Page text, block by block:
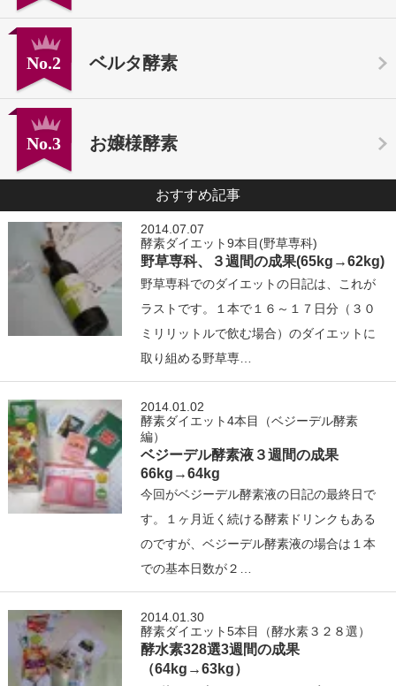
No.2 ベルタ酵素
No.3 お嬢様酵素
おすすめ記事
2014.07.07
酵素ダイエット9本目(野草専科)
野草専科、３週間の成果(65kg→62kg)
野草専科でのダイエットの日記は、これが
ラストです。１本で１６～１７日分（３０
ミリリットルで飲む場合）のダイエットに
取り組める野草専…
2014.01.02
酵素ダイエット4本目（ベジーデル酵素
編）
ベジーデル酵素液３週間の成果
66kg→64kg
今回がベジーデル酵素液の日記の最終日で
す。１ヶ月近く続ける酵素ドリンクもある
のですが、ベジーデル酵素液の場合は１本
での基本日数が２…
2014.01.30
酵素ダイエット5本目（酵水素３２８選）
酵水素328選3週間の成果
（64kg→63kg）